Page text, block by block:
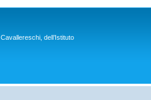
dell’Istituto